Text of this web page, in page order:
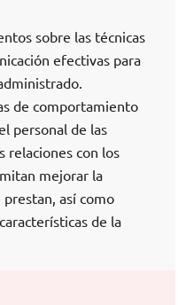
sobre las técnicas
efectivas para
de comportamiento
personal de las
relaciones con los
mejorar la
así como
de la